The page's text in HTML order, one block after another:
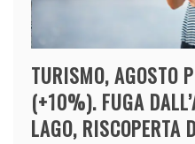
TURISMO, AGOSTO
(+10%). FUGA
LAGO, RISCOPERTA